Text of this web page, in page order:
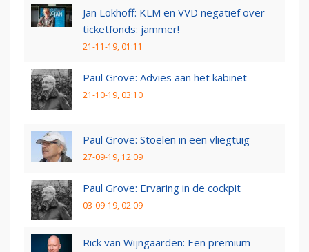
Jan Lokhoff: KLM en VVD negatief over
ticketfonds: jammer!
21-11-19, 01:11
Paul Grove: Advies aan het kabinet
21-10-19, 03:10
Paul Grove: Stoelen in een vliegtuig
27-09-19, 12:09
Paul Grove: Ervaring in de cockpit
03-09-19, 02:09
Rick van Wijngaarden: Een premium